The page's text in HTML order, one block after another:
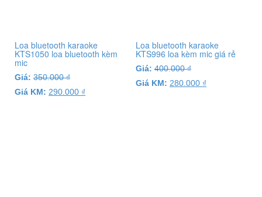
Loa bluetooth karaoke
KTS1050 loa bluetooth kèm
mic
Giá: 350.000₫
Giá KM: 290.000 ₫
Loa bluetooth karaoke
KTS996 loa kèm mic giá rẻ
Giá: 400.000₫
Giá KM: 280.000 ₫